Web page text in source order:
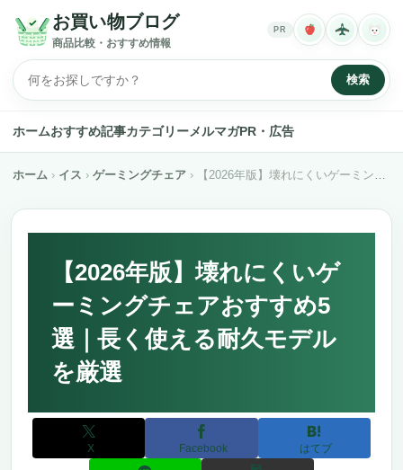
お買い物ブログ
商品比較・おすすめ情報
検索
PR
ホームおすすめ記事カテゴリーメルマガPR・広告
ホーム イス ゲーミングチェア 【2026年版】壊れにくいゲーミングチェアおすすめ5選｜長く使える耐久モデルを厳選
【2026年版】壊れにくいゲ
ーミングチェアおすすめ5
選｜長く使える耐久モデル
を厳選
X Facebook はてブ